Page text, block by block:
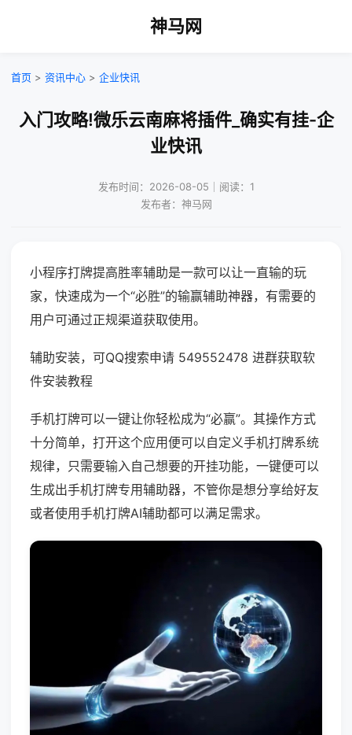
神马网
首页 > 资讯中心 > 企业快讯
入门攻略!微乐云南麻将插件_确实有挂-企
业快讯
发布时间：2026-08-05｜阅读：1
发布者：神马网
小程序打牌提高胜率辅助是一款可以让一直输的玩
家，快速成为一个“必胜”的输赢辅助神器，有需要的
用户可通过正规渠道获取使用。
辅助安装，可QQ搜索申请 549552478 进群获取软
件安装教程
手机打牌可以一键让你轻松成为“必赢”。其操作方式
十分简单，打开这个应用便可以自定义手机打牌系统
规律，只需要输入自己想要的开挂功能，一键便可以
生成出手机打牌专用辅助器，不管你是想分享给好友
或者使用手机打牌AI辅助都可以满足需求。